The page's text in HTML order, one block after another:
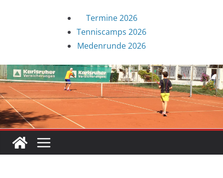
Termine 2026
Tenniscamps 2026
Medenrunde 2026